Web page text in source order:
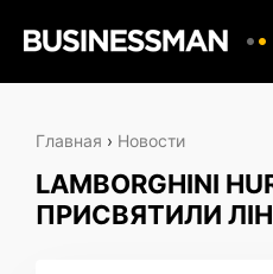
Главная › Новости
LAMBORGHINI
ПРИСВЯТИЛИ